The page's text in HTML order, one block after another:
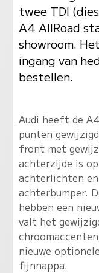
twee TDI
A4 AllRoad
showroom.
ingang van
bestellen.
Audi heeft de
punten
front met
achterzijde is
achterlichten en
achterbumper.
hebben een
valt het
nieuwe
fijnnappa.